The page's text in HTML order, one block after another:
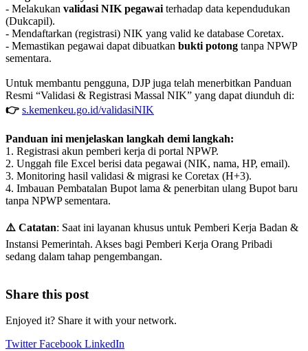
- Melakukan validasi NIK pegawai terhadap data kependudukan
(Dukcapil).
- Mendaftarkan (registrasi) NIK yang valid ke database Coretax.
- Memastikan pegawai dapat dibuatkan bukti potong tanpa NPWP
sementara.
Untuk membantu pengguna, DJP juga telah menerbitkan Panduan
Resmi “Validasi & Registrasi Massal NIK” yang dapat diunduh di:
👉 s.kemenkeu.go.id/validasiNIK
Panduan ini menjelaskan langkah demi langkah:
1. Registrasi akun pemberi kerja di portal NPWP.
2. Unggah file Excel berisi data pegawai (NIK, nama, HP, email).
3. Monitoring hasil validasi & migrasi ke Coretax (H+3).
4. Imbauan Pembatalan Bupot lama & penerbitan ulang Bupot baru
tanpa NPWP sementara.
⚠️ Catatan: Saat ini layanan khusus untuk Pemberi Kerja Badan &
Instansi Pemerintah. Akses bagi Pemberi Kerja Orang Pribadi
sedang dalam tahap pengembangan.
Share this post
Enjoyed it? Share it with your network.
TwitterFacebook LinkedIn